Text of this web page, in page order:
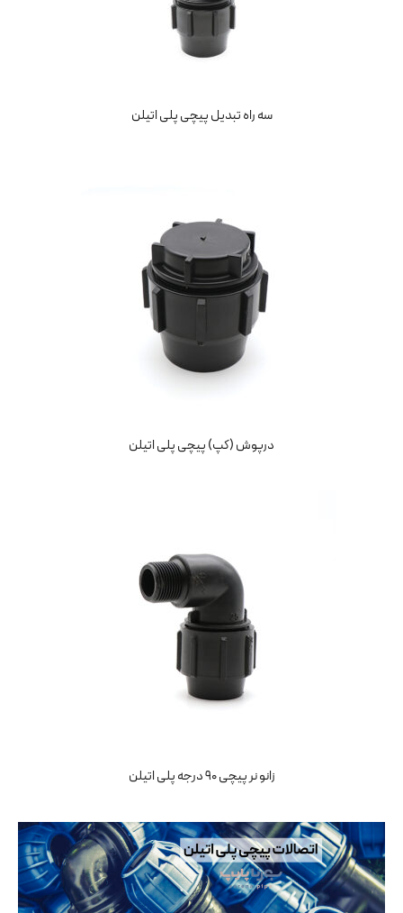
سه راه تبدیل پیچی پلی اتیلن
درپوش (کپ) پیچی پلی اتیلن
زانو نر پیچی ۹۰ درجه پلی اتیلن